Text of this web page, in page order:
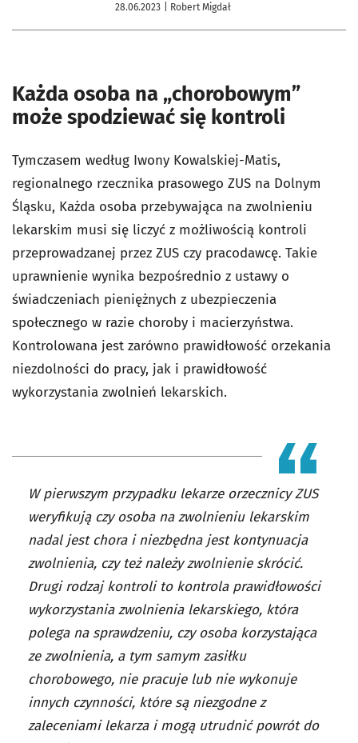
28.06.2023 | Robert Migdał
Każda osoba na „chorobowym”
może spodziewać się kontroli
Tymczasem według Iwony Kowalskiej-Matis,
regionalnego rzecznika prasowego ZUS na Dolnym
Śląsku, Każda osoba przebywająca na zwolnieniu
lekarskim musi się liczyć z możliwością kontroli
przeprowadzanej przez ZUS czy pracodawcę. Takie
uprawnienie wynika bezpośrednio z ustawy o
świadczeniach pieniężnych z ubezpieczenia
społecznego w razie choroby i macierzyństwa.
Kontrolowana jest zarówno prawidłowość orzekania
niezdolności do pracy, jak i prawidłowość
wykorzystania zwolnień lekarskich.
W pierwszym przypadku lekarze orzecznicy ZUS
weryfikują czy osoba na zwolnieniu lekarskim
nadal jest chora i niezbędna jest kontynuacja
zwolnienia, czy też należy zwolnienie skrócić.
Drugi rodzaj kontroli to kontrola prawidłowości
wykorzystania zwolnienia lekarskiego, która
polega na sprawdzeniu, czy osoba korzystająca
ze zwolnienia, a tym samym zasiłku
chorobowego, nie pracuje lub nie wykonuje
innych czynności, które są niezgodne z
zaleceniami lekarza i mogą utrudnić powrót do